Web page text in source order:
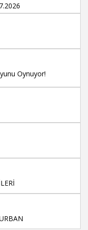
Oynuyor!